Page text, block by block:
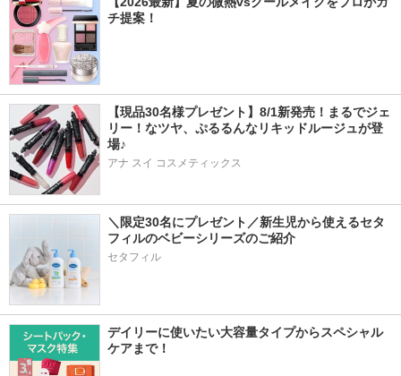
チ提案！
【現品30名様プレゼント】8/1新発売！まるでジェ
リー！なツヤ、ぷるるんなリキッドルージュが登
場♪
アナ スイ コスメティックス
＼限定30名にプレゼント／新生児から使えるセタ
フィルのベビーシリーズのご紹介
セタフィル
デイリーに使いたい大容量タイプからスペシャル
ケアまで！